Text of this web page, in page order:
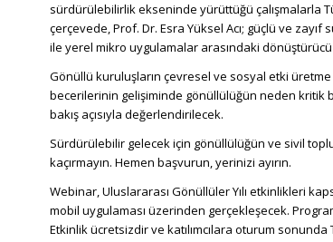
sürdürülebilirlik ekseninde yürüttüğü çalışmalarla
çerçevede, Prof. Dr. Esra Yüksel Acı; güçlü ve
ile yerel mikro uygulamalar arasındaki
Gönüllü kuruluşların çevresel ve sosyal etki üretme
becerilerinin gelişiminde gönüllülüğün neden kritik
bakış açısıyla değerlendirilecek.
Sürdürülebilir gelecek için gönüllülüğün ve sivil
kaçırmayın. Hemen başvurun, yerinizi ayırın.
Webinar, Uluslararası Gönüllüler Yılı etkinlikleri
mobil uygulaması üzerinden gerçekleşecek.
Etkinlik ücretsizdir ve katılımcılara oturum